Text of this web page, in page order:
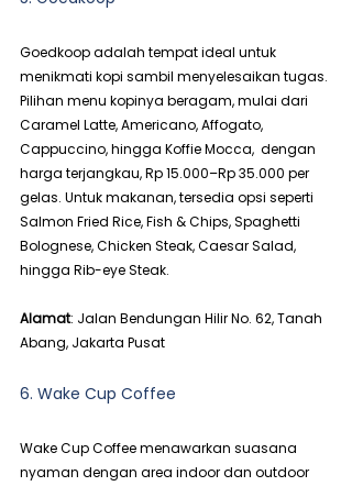
Goedkoop adalah tempat ideal untuk
menikmati kopi sambil menyelesaikan tugas.
Pilihan menu kopinya beragam, mulai dari
Caramel Latte, Americano, Affogato,
Cappuccino, hingga Koffie Mocca,  dengan
harga terjangkau, Rp 15.000–Rp 35.000 per
gelas. Untuk makanan, tersedia opsi seperti
Salmon Fried Rice, Fish & Chips, Spaghetti
Bolognese, Chicken Steak, Caesar Salad,
hingga Rib-eye Steak.
Alamat: Jalan Bendungan Hilir No. 62, Tanah
Abang, Jakarta Pusat
6. Wake Cup Coffee
Wake Cup Coffee menawarkan suasana
nyaman dengan area indoor dan outdoor